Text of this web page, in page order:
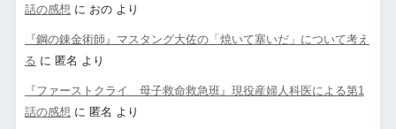
話の感想 に おのより
『鋼の錬金術師』マスタング大佐の「焼いて塞いだ」について考え
る に 匿名 より
『ファーストクライ 母子救命救急班』現役産婦人科医による第1
話の感想 に 匿名 より